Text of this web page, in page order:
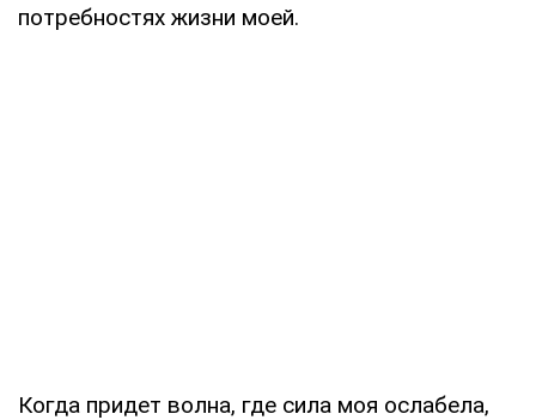
потребностях жизни моей.
Когда придет волна, где сила моя ослабела,